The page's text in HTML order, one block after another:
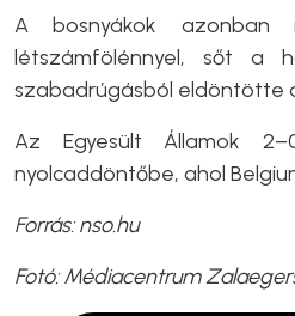
A bosnyákok
létszámfölénnyel, sőt a
szabadrúgásból eldöntötte
Az Egyesült Államok
nyolcaddöntőbe, ahol
Forrás: nso.hu
Fotó: Médiacentrum